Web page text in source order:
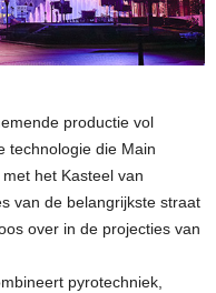
productie vol
technologie die Main
het Kasteel van
van de belangrijkste straat
over in de projecties van
pyrotechniek,